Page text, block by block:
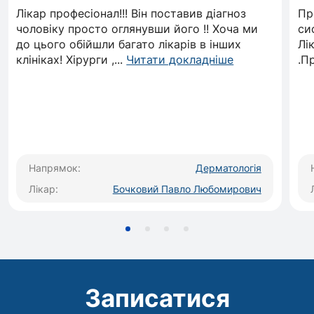
кондилом, контагіозного молюска та інше;
Часткове та тотальне видалення нігтьових
пластинок;
Місцеве лікування ЗПСШ;
Лікар професіонал!!! Він поставив діагноз
чоловіку просто оглянувши його !! Хоча ми
до цього обійшли багато лікарів в інших
клініках! Хірурги ,... Читати докладніше
Напрямок:
Дерматологія
Лікар:
Бочковий Павло Любомирович
Записатися